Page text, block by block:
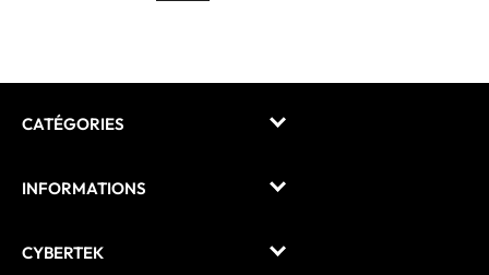
CATÉGORIES
INFORMATIONS
CYBERTEK